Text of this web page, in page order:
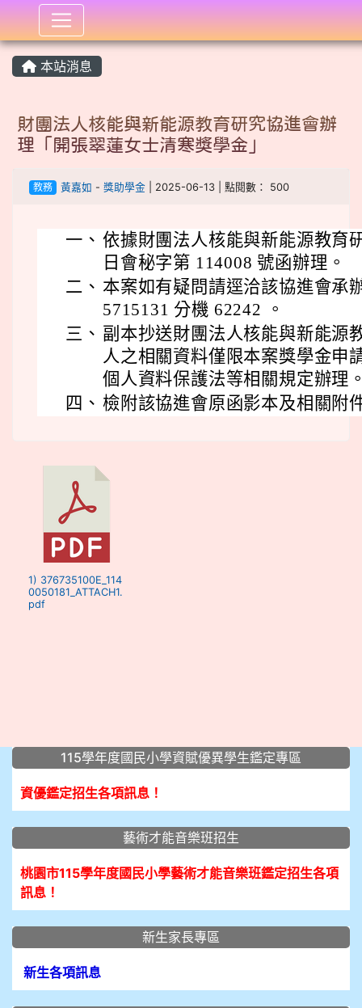
:::
本站消息
財團法人核能與新能源教育研究協進會辦
理「開張翠蓮女士清寒獎學金」
教務 黃嘉如 - 獎助學金| 2025-06-13 | 點閱數： 500
一、 依據財團法人核能與新能源教育
日會秘字第 114008 號函辦理。
二、 本案如有疑問請逕洽該協進會承
5715131 分機 62242 。
三、 副本抄送財團法人核能與新能源
人之相關資料僅限本案獎學金申
個人資料保護法等相關規定辦理
四、 檢附該協進會原函影本及相關附
1) 376735100E_114
0050181_ATTACH1.
pdf
::: 115學年度國民小學資賦優異學生鑑定專區
資優鑑定招生各項訊息！
藝術才能音樂班招生
桃園市115學年度國民小學藝術才能音樂班鑑定招生各項
訊息！
新生家長專區
新生各項訊息